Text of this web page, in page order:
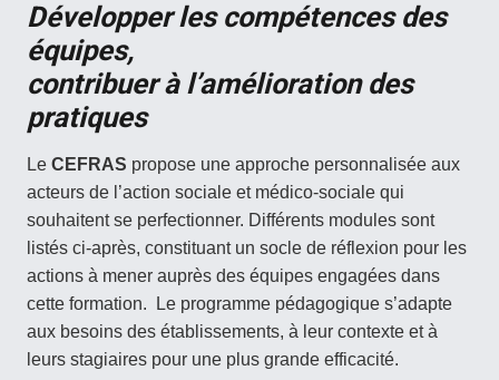
Développer les compétences des
équipes,
contribuer à l’amélioration des
pratiques
Le CEFRAS propose une approche personnalisée aux
acteurs de l’action sociale et médico-sociale qui
souhaitent se perfectionner. Différents modules sont
listés ci-après, constituant un socle de réflexion pour les
actions à mener auprès des équipes engagées dans
cette formation. Le programme pédagogique s’adapte
aux besoins des établissements, à leur contexte et à
leurs stagiaires pour une plus grande efficacité.